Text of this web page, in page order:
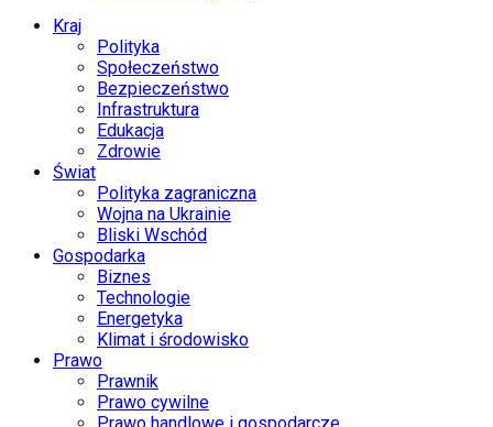
Kraj
Polityka
Społeczeństwo
Bezpieczeństwo
Infrastruktura
Edukacja
Zdrowie
Świat
Polityka zagraniczna
Wojna na Ukrainie
Bliski Wschód
Gospodarka
Biznes
Technologie
Energetyka
Klimat i środowisko
Prawo
Prawnik
Prawo cywilne